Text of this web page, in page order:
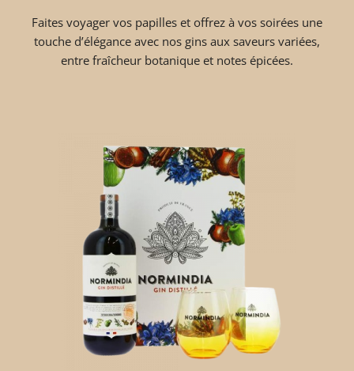
Faites voyager vos papilles et offrez à vos soirées une
touche d’élégance avec nos gins aux saveurs variées,
entre fraîcheur botanique et notes épicées.